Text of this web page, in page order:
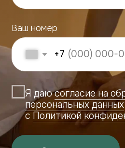
+7 (900) 330-96-33
ECO TELO СПА
г. Чебоксары, ул. Петра
Ермолаева, 3
+7 (908) 300-18-45
ECO TELO НОВЫЙ ГОРОД
г. Чебоксары, ул.Поэта
Г.А.Ефимова, 4
+7 (902) 288-88-33
eco_telo@mail.ru